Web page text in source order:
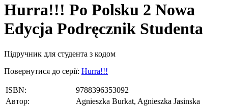
Hurra!!! Po Polsku 2 Nowa
Edycja Podręcznik Studenta
Підручник для студента з кодом
Повернутися до серії: Hurra!!!
ISBN:
9788396353092
Автор:
Agnieszka Burkat, Agnieszka Jasinska